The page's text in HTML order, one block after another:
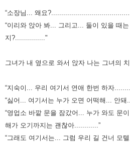
“소장님... 왜요
“이리와 앉아 봐... 그리고... 둘이 있을 때
지?..............."
그녀가 내 옆으로 와서 앉자 나는 그녀의
“지숙이... 우리 여기서 연애 한번 하자
“싫어... 여기서는 누가 오면 어떡해... 안돼
“영업소 바깥 문을 잠갔어... 누가 와도 문
해가 오기까지는 괜찮아............”
“그래도 여기서는... 그럼 우리 길 건너 모